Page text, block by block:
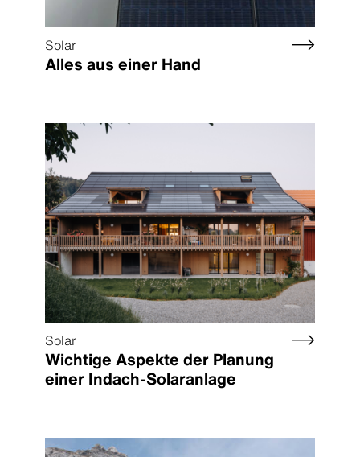
Solar
Alles aus einer Hand
Solar
Wichtige Aspekte der Planung
einer Indach-Solaranlage